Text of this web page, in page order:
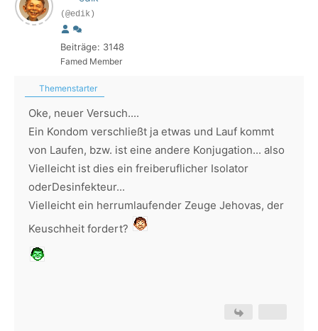
(@edik)
Beiträge: 3148
Famed Member
Themenstarter
Oke, neuer Versuch....
Ein Kondom verschließt ja etwas und Lauf kommt
von Laufen, bzw. ist eine andere Konjugation... also
Vielleicht ist dies ein freiberuflicher Isolator
oderDesinfekteur...
Vielleicht ein herrumlaufender Zeuge Jehovas, der
Keuschheit fordert?